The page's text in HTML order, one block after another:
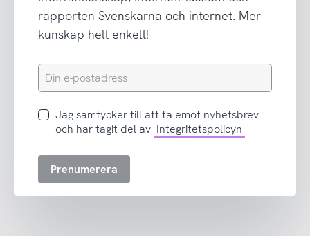
rapporten Svenskarna och internet. Mer
kunskap helt enkelt!
Din
e-
Jag
samtycker
att
Jag samtycker till att ta emot nyhetsbrev
och har tagit del av Integritetspolicyn
Prenumerera